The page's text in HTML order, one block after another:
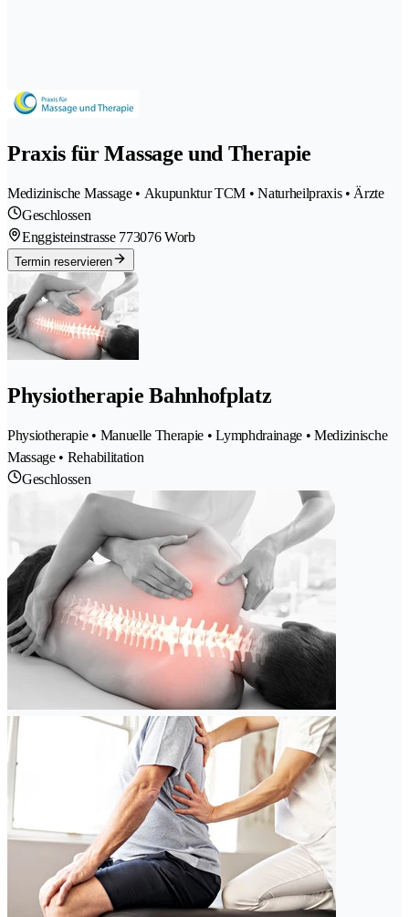
Praxis für Massage und Therapie
Medizinische Massage • Akupunktur TCM • Naturheilpraxis • Ärzte
Geschlossen
Enggisteinstrasse 773076 Worb
Termin reservieren
Physiotherapie Bahnhofplatz
Physiotherapie • Manuelle Therapie • Lymphdrainage • Medizinische
Massage • Rehabilitation
Geschlossen